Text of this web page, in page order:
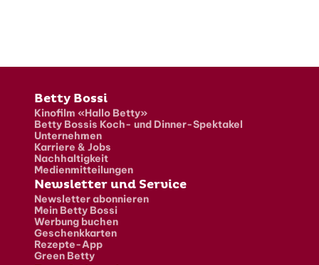
Fusszeile
Betty Bossi
Kinofilm «Hallo Betty»
Betty Bossis Koch- und Dinner-Spektakel
Unternehmen
Karriere & Jobs
Nachhaltigkeit
Medienmitteilungen
Newsletter und Service
Newsletter abonnieren
Mein Betty Bossi
Werbung buchen
Geschenkkarten
Rezepte-App
Green Betty